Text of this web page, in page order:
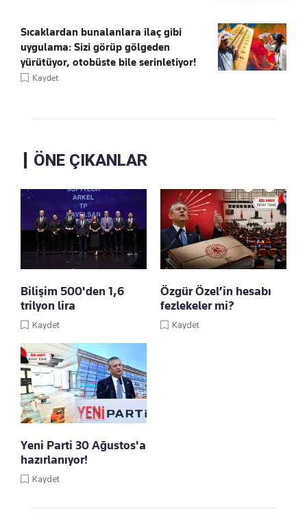
Sıcaklardan bunalanlara ilaç gibi
uygulama: Sizi görüp gölgeden
yürütüyor, otobüste bile serinletiyor!
Kaydet
ÖNE ÇIKANLAR
Bilişim 500'den 1,6
trilyon lira
Kaydet
Özgür Özel’in hesabı
fezlekeler mi?
Kaydet
Yeni Parti 30 Ağustos'a
hazırlanıyor!
Kaydet